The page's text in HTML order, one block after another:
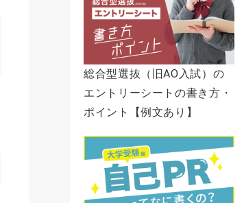
総合型選抜（旧AO入試）の
エントリーシートの書き方・
ポイント【例文あり】